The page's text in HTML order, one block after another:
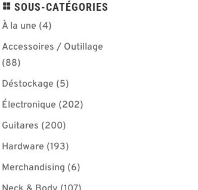
SOUS-CATÉGORIES
À la une (4)
Accessoires / Outillage
(88)
Déstockage (5)
Électronique (202)
Guitares (200)
Hardware (193)
Merchandising (6)